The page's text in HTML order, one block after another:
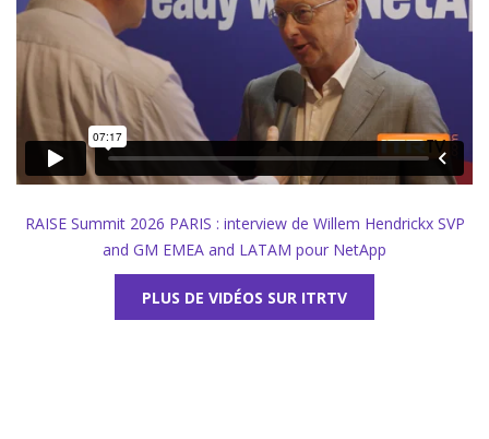
RAISE Summit 2026 PARIS : interview de Willem Hendrickx SVP
and GM EMEA and LATAM pour NetApp
PLUS DE VIDÉOS SUR ITRTV